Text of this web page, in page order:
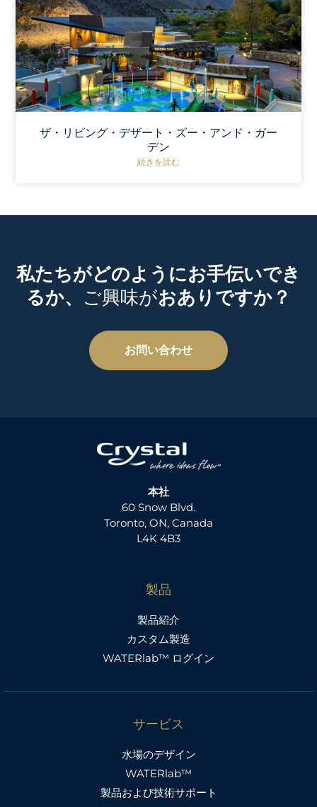
ザ・リビング・デザート・ズー・アンド・ガー
デン
続きを読む
私たちがどのようにお手伝いでき
るか、 ご興味がおありですか？
お問い合わせ
本社
60 Snow Blvd.
Toronto, ON, Canada
L4K 4B3
製品
製品紹介
カスタム製造
WATERlab™ ログイン
サービス
水場のデザイン
WATERlab™
製品および技術サポート